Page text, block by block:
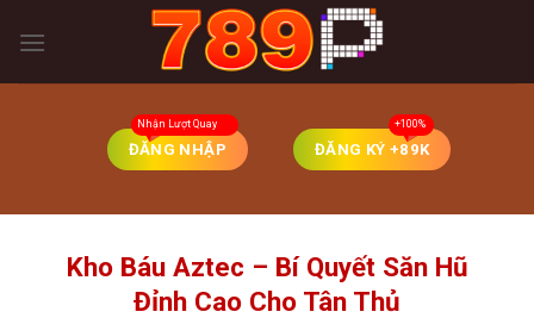
ĐĂNG NHẬP ĐĂNG KÝ +89K
Kho Báu Aztec – Bí Quyết Săn Hũ
Đỉnh Cao Cho Tân Thủ